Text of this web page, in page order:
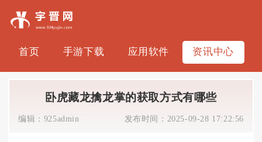
首页 手游下载 应用软件 资讯中心
卧虎藏龙擒龙掌的获取方式有哪些
编辑： 925admin 发布时间： 2025-09-28 17:22:56